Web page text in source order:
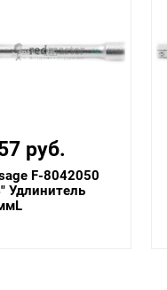
руб.
F-8042050
Удлинитель